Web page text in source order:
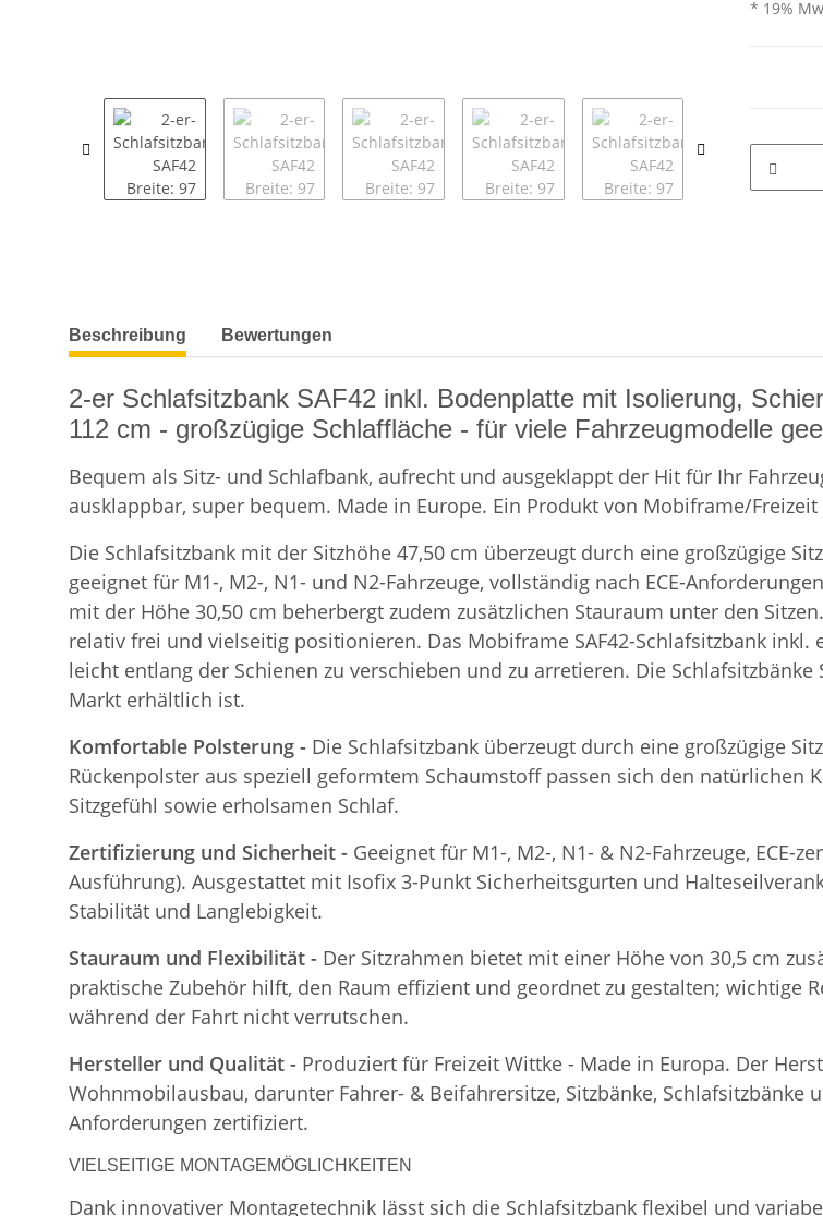
* 19%
weitere Registerkarten anzeigen
Beschreibung Bewertungen
2-er Schlafsitzbank SAF42 inkl. Bodenplatte mit Isolierung,
112 cm - großzügige Schlaffläche - für viele Fahrzeugmodelle
Bequem als Sitz- und Schlafbank, aufrecht und ausgeklappt der Hit für Ihr
ausklappbar, super bequem. Made in Europe. Ein Produkt von Mobiframe/Freizeit
Die Schlafsitzbank mit der Sitzhöhe 47,50 cm überzeugt durch eine großzügige
geeignet für M1-, M2-, N1- und N2-Fahrzeuge, vollständig nach ECE-
mit der Höhe 30,50 cm beherbergt zudem zusätzlichen Stauraum unter den
relativ frei und vielseitig positionieren. Das Mobiframe SAF42-Schlafsitzbank
leicht entlang der Schienen zu verschieben und zu arretieren. Die
Markt erhältlich ist.
Komfortable Polsterung - Die Schlafsitzbank überzeugt durch eine großzügige
Rückenpolster aus speziell geformtem Schaumstoff passen sich den natürlichen
Sitzgefühl sowie erholsamen Schlaf.
Zertifizierung und Sicherheit - Geeignet für M1-, M2-, N1- & N2-Fahrzeuge,
Ausführung). Ausgestattet mit Isofix 3-Punkt Sicherheitsgurten und
Stabilität und Langlebigkeit.
Stauraum und Flexibilität - Der Sitzrahmen bietet mit einer Höhe von 30,5 cm
praktische Zubehör hilft, den Raum effizient und geordnet zu gestalten; wichtige
während der Fahrt nicht verrutschen.
Hersteller und Qualität - Produziert für Freizeit Wittke - Made in Europa. Der
Wohnmobilausbau, darunter Fahrer- & Beifahrersitze, Sitzbänke, Schlafsitzbänke
Anforderungen zertifiziert.
VIELSEITIGE MONTAGEMÖGLICHKEITEN
Dank innovativer Montagetechnik lässt sich die Schlafsitzbank flexibel und